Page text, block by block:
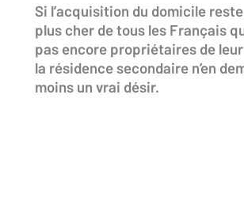
Si l’acquisition du domicile
plus cher de tous les Français
pas encore propriétaires de
la résidence secondaire n’en
moins un vrai désir.